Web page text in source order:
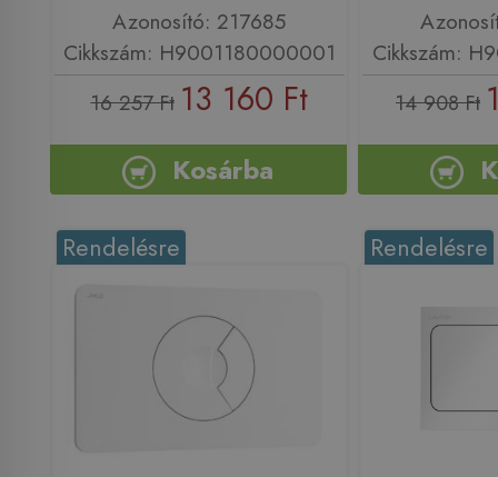
Azonosító: 217685
Cikkszám: H9001180000001
16 257 Ft 13 160 Ft
Kosárba
Cikkszám:
14 908 Ft
Rendelésre Rendelésre